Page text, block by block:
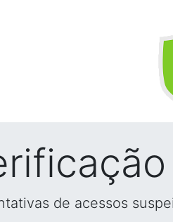
de acessos